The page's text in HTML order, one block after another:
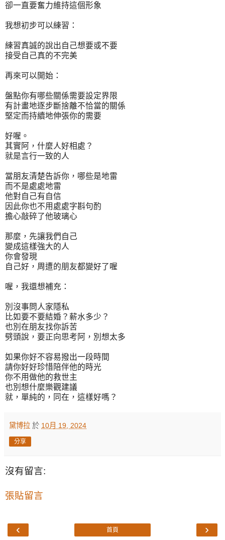
卻一直要奮力維持這個形象
我想初步可以練習：
練習真誠的說出自己想要或不要
接受自己真的不完美
再來可以開始：
盤點你有哪些關係需要設定界限
有計畫地逐步斷捨離不恰當的關係
堅定而持續地伸張你的需要
好喔。
其實阿，什麼人好相處？
就是言行一致的人
當朋友清楚告訴你，哪些是地雷
而不是處處地雷
他對自己有自信
因此你也不用處處字斟句酌
擔心敲碎了他玻璃心
那麼，先讓我們自己
變成這樣強大的人
你會發現
自己好，周遭的朋友都變好了喔
喔，我還想補充：
別沒事問人家隱私
比如要不要結婚？薪水多少？
也別在朋友找你訴苦
劈頭說，要正向思考阿，別想太多
如果你好不容易撥出一段時間
請你好好珍惜陪伴他的時光
你不用做他的救世主
也別想什麼樂觀建議
就，單純的，同在，這樣好嗎？
黛博拉 於 10月 19, 2024
分享
沒有留言:
張貼留言
‹ ›
首頁